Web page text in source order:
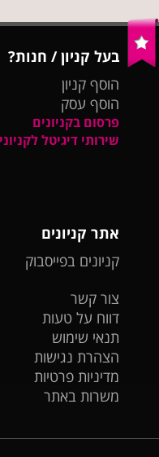
בעל קניון / חנות?
הוסף קניון
הוסף עסק
פרסום בקניונים
שירותי דיגיטל
אתר קניונים
קניונים בפייסבוק
צור קשר
דווח על טעות
תנאי שימוש
הצהרת נגישות
מדיניות פרטיות
משרות באתר